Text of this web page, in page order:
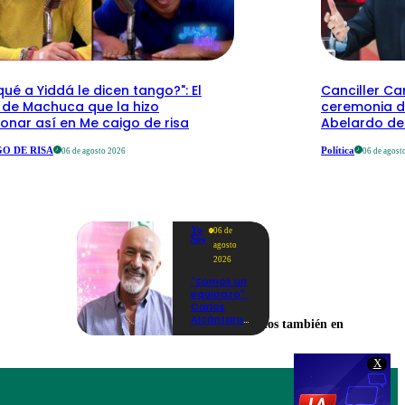
X
a Yiddá le dicen tango?": El
Machuca que la hizo
así en Me caigo de risa
DE RISA 06 de agosto 2026
Canciller
ceremonia
Abelardo
Política 06 de
Yo
Soy
06 de
agosto
2026
"Somos un
equipazo":
Carlos
Alcántara
nueva
Encuéntranos también en